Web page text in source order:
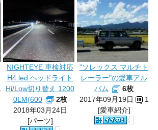
NIGHTEYE 車検対応
H4 led ヘッドライト
Hi/Low切り替え 1200
0LM(600
2枚
2018年03月24日
[パーツ]
"ソレックス マルチト
レーラー"の愛車アル
バム
6枚
2017年09月19日
1
[愛車紹介]